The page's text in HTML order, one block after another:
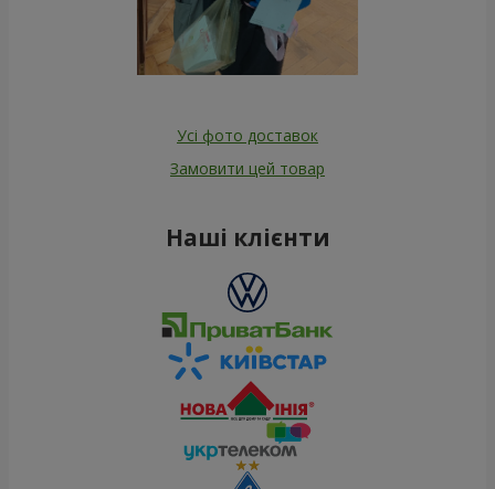
Усі фото доставок
Замовити цей товар
Наші клієнти